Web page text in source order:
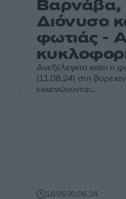
Βαρνάβα,
Διόνυσο
φωτιάς -
Ανεξέλεγκτη καίει η
(11.08.24) στη
εκκενώνονται...
18:0630.06.24